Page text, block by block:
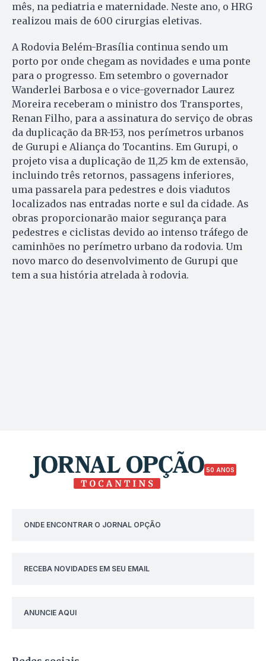
mês, na pediatria e maternidade. Neste ano, o HRG
realizou mais de 600 cirurgias eletivas.
A Rodovia Belém-Brasília continua sendo um
porto por onde chegam as novidades e uma ponte
para o progresso. Em setembro o governador
Wanderlei Barbosa e o vice-governador Laurez
Moreira receberam o ministro dos Transportes,
Renan Filho, para a assinatura do serviço de obras
da duplicação da BR-153, nos perímetros urbanos
de Gurupi e Aliança do Tocantins. Em Gurupi, o
projeto visa a duplicação de 11,25 km de extensão,
incluindo três retornos, passagens inferiores,
uma passarela para pedestres e dois viadutos
localizados nas entradas norte e sul da cidade. As
obras proporcionarão maior segurança para
pedestres e ciclistas devido ao intenso tráfego de
caminhões no perímetro urbano da rodovia. Um
novo marco do desenvolvimento de Gurupi que
tem a sua história atrelada à rodovia.
50 ANOS
ONDE ENCONTRAR O JORNAL OPÇÃO
RECEBA NOVIDADES EM SEU EMAIL
ANUNCIE AQUI